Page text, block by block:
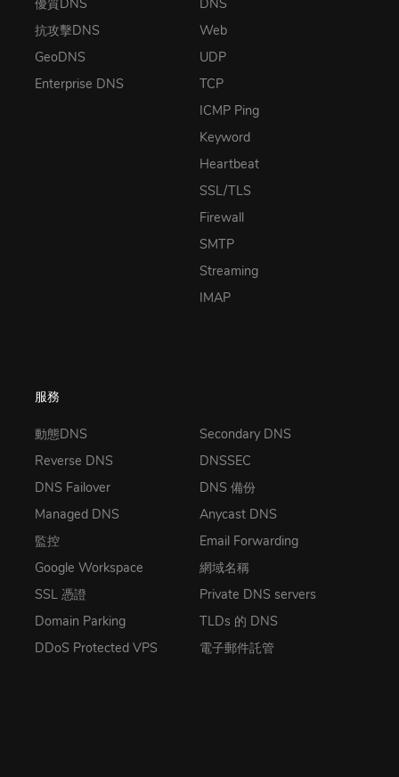
優質DNS
抗攻擊DNS
GeoDNS
Enterprise DNS
DNS
Web
UDP
TCP
ICMP Ping
Keyword
Heartbeat
SSL/TLS
Firewall
SMTP
Streaming
IMAP
服務
動態DNS
Reverse DNS
DNS Failover
Managed DNS
監控
Google Workspace
SSL 憑證
Domain Parking
DDoS Protected VPS
Secondary DNS
DNSSEC
DNS 備份
Anycast DNS
Email Forwarding
網域名稱
Private DNS servers
TLDs 的 DNS
電子郵件託管